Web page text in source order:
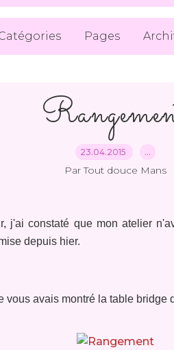
Pages
23.04.2015 …
Par Tout douce Mans
j'ai constaté que mon atelier
depuis hier.
vous avais montré la table bridge